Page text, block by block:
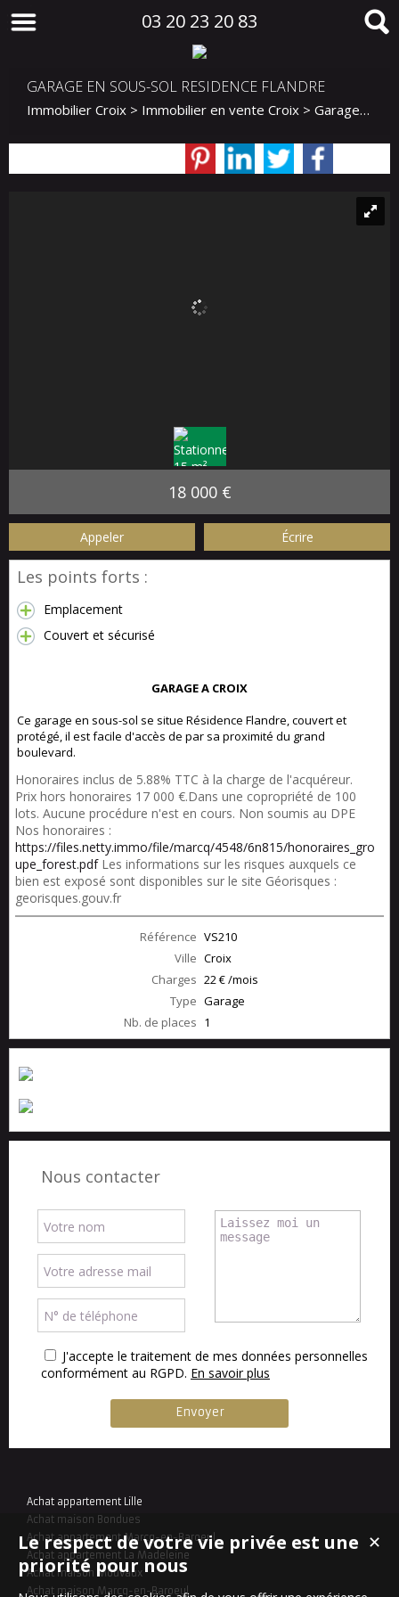
03 20 23 20 83
GARAGE EN SOUS-SOL RESIDENCE FLANDRE
Immobilier Croix > Immobilier en vente Croix > Garage en vente Croix
18 000 €
Appeler Écrire
Les points forts :
Emplacement
Couvert et sécurisé
GARAGE A CROIX
Ce garage en sous-sol se situe Résidence Flandre, couvert et
protégé, il est facile d'accès de par sa proximité du grand
boulevard.
Honoraires inclus de 5.88% TTC à la charge de l'acquéreur.
Prix hors honoraires 17 000 €.Dans une copropriété de 100
lots. Aucune procédure n'est en cours. Non soumis au DPE
Nos honoraires :
https://files.netty.immo/file/marcq/4548/6n815/honoraires_gro
upe_forest.pdfLes informations sur les risques auxquels ce
bien est exposé sont disponibles sur le site Géorisques :
georisques.gouv.fr
Référence VS210
Ville Croix
Charges 22 € /mois
Type Garage
Nb. de places 1
Nous contacter
J'accepte le traitement de mes données personnelles
conformément au RGPD. En savoir plus
Achat appartement Lille
Achat maison Bondues
Achat appartement Marcq-en-Baroeul
Achat appartement La Madeleine
Achat maison Mouvaux
Achat maison Marcq-en-Baroeul
✕
Le respect de votre vie privée est une
priorité pour nous